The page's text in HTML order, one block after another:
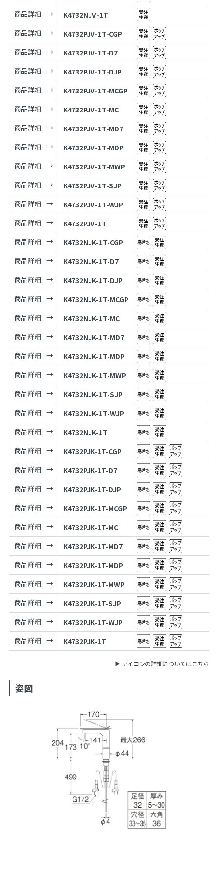
商品詳細
K4732NJV-1T
商品詳細
K4732PJV-1T-CGP
商品詳細
K4732PJV-1T-D7
商品詳細
K4732PJV-1T-DJP
商品詳細
K4732PJV-1T-MCGP
商品詳細
K4732PJV-1T-MC
商品詳細
K4732PJV-1T-MD7
商品詳細
K4732PJV-1T-MDP
商品詳細
K4732PJV-1T-MWP
商品詳細
K4732PJV-1T-SJP
商品詳細
K4732PJV-1T-WJP
商品詳細
K4732PJV-1T
商品詳細
K4732NJK-1T-CGP
商品詳細
K4732NJK-1T-D7
商品詳細
K4732NJK-1T-DJP
商品詳細
K4732NJK-1T-MCGP
商品詳細
K4732NJK-1T-MC
商品詳細
K4732NJK-1T-MD7
商品詳細
K4732NJK-1T-MDP
商品詳細
K4732NJK-1T-MWP
商品詳細
K4732NJK-1T-SJP
商品詳細
K4732NJK-1T-WJP
商品詳細
K4732NJK-1T
商品詳細
K4732PJK-1T-CGP
商品詳細
K4732PJK-1T-D7
商品詳細
K4732PJK-1T-DJP
商品詳細
K4732PJK-1T-MCGP
商品詳細
K4732PJK-1T-MC
商品詳細
K4732PJK-1T-MD7
商品詳細
K4732PJK-1T-MDP
商品詳細
K4732PJK-1T-MWP
商品詳細
K4732PJK-1T-SJP
商品詳細
K4732PJK-1T-WJP
商品詳細
K4732PJK-1T
アイコンの詳細についてはこちら
姿図